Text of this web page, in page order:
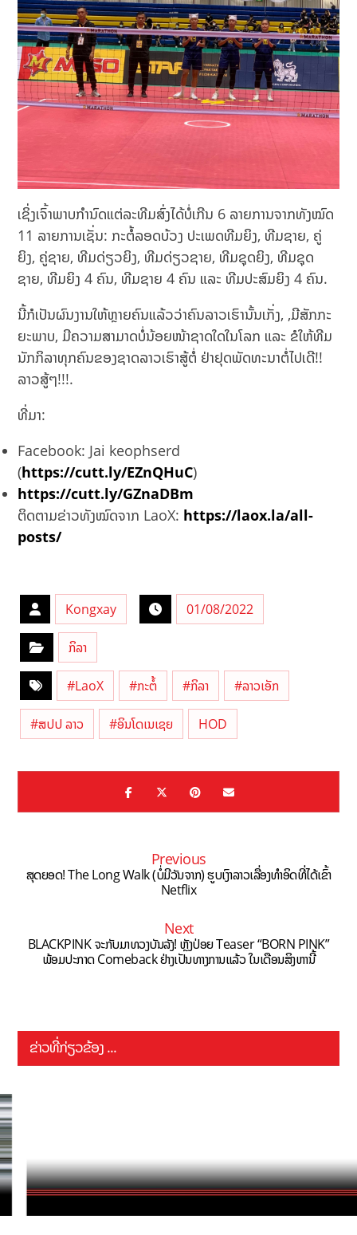
ເຊິ່ງເຈົ້າພາບກຳນົດແຕ່ລະທີມສົ່ງໄດ້ບໍ່ເກີນ 6 ລາຍການຈາກທັງໝົດ
11 ລາຍການເຊັ່ນ: ກະຕໍ້ລອດບ້ວງ ປະເພດທີມຍິງ, ທີມຊາຍ, ຄູ່
ຍິງ, ຄູ່ຊາຍ, ທີມດ່ຽວຍິງ, ທີມດ່ຽວຊາຍ, ທີມຊຸດຍິງ, ທີມຊຸດ
ຊາຍ, ທີມຍິງ 4 ຄົນ, ທີມຊາຍ 4 ຄົນ ແລະ ທີມປະສົມຍິງ 4 ຄົນ.
ນີ້ກໍເປັນຜົນງານໃຫ້ຫຼາຍຄົນແລ້ວວ່າຄົນລາວເຮົານັ້ນເກັ່ງ, ,ມີສັກກະ
ຍະພາບ, ມີຄວາມສາມາດບໍ່ນ້ອຍໜ້າຊາດໃດໃນໂລກ ແລະ ຂໍໃຫ້ທີມ
ນັກກິລາທຸກຄົນຂອງຊາດລາວເຮົາສູ້ຕໍ່ ຢ່າຢຸດພັດທະນາຕໍ່ໄປເດີ!!
ລາວສູ້ໆ!!!.
ທີ່ມາ:
Facebook: Jai keophserd
(https://cutt.ly/EZnQHuC)
https://cutt.ly/GZnaDBm
ຕິດຕາມຂ່າວທັງໝົດຈາກ LaoX: https://laox.la/all-
posts/
Kongxay 01/08/2022
ກິລາ
#LaoX #ກະຕໍ້ #ກິລາ #ລາວເອັກ
#ສປປ ລາວ #ອິນໂດເນເຊຍ HOD
Previous
ສຸດຍອດ! The Long Walk (ບໍ່ມີວັນຈາກ) ຮູບເງົາລາວເລື່ອງທຳອິດທີ່ໄດ້ເຂົ້າ
Netflix
Next
BLACKPINK ຈະກັບມາທວງບັນລັງ! ຫຼັງປ່ອຍ Teaser “BORN PINK”
ພ້ອມປະກາດ Comeback ຢ່າງເປັນທາງການແລ້ວ ໃນເດືອນສິງຫານີ້
ຂ່າວທີ່ກ່ຽວຂ້ອງ ...